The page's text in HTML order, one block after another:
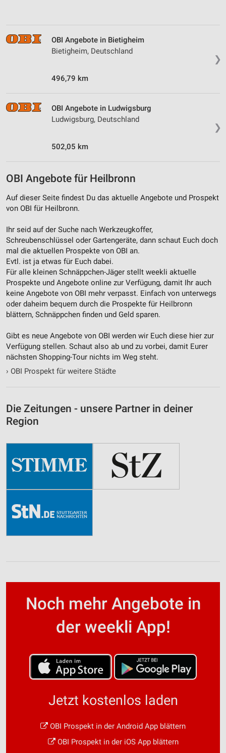
❯
OBI Angebote in Bietigheim
Bietigheim, Deutschland
496,79 km
❯
OBI Angebote in Ludwigsburg
Ludwigsburg, Deutschland
502,05 km
OBI Angebote für Heilbronn
Auf dieser Seite findest Du das aktuelle Angebote und Prospekt
von OBI für Heilbronn.
Ihr seid auf der Suche nach Werkzeugkoffer,
Schreubenschlüssel oder Gartengeräte, dann schaut Euch doch
mal die aktuellen Prospekte von OBI an.
Evtl. ist ja etwas für Euch dabei.
Für alle kleinen Schnäppchen-Jäger stellt weekli aktuelle
Prospekte und Angebote online zur Verfügung, damit Ihr auch
keine Angebote von OBI mehr verpasst. Einfach von unterwegs
oder daheim bequem durch die Prospekte für Heilbronn
blättern, Schnäppchen finden und Geld sparen.
Gibt es neue Angebote von OBI werden wir Euch diese hier zur
Verfügung stellen. Schaut also ab und zu vorbei, damit Eurer
nächsten Shopping-Tour nichts im Weg steht.
› OBI Prospekt für weitere Städte
Die Zeitungen - unsere Partner in deiner
Region
Noch mehr Angebote in
der weekli App!
Jetzt kostenlos laden
OBI Prospekt in der Android App blättern
OBI Prospekt in der iOS App blättern
personalisierter Inhalte
Messung der Werbeleistung
Messung der Performance von Inhalten
Kombinationen von Daten aus verschiedenen
Quellen
IAB-Besonderheiten:
Verwendung genauer Standortdaten
Informationen identifizieren
Nicht-IAB-Verarbeitungszwecke:
Notwendig
Performance
Funktional
Werbung